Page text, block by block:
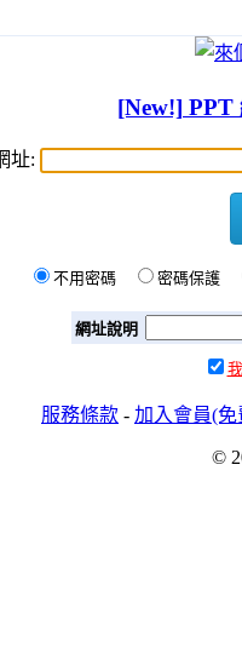
[New!] PPT
址:
不用密碼 密碼保護
網址說明
服務條款 - 加入會員(免
©